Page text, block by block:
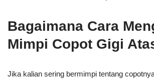
Bagaimana Cara
Mimpi Copot Gigi
Jika kalian sering bermimpi tentang